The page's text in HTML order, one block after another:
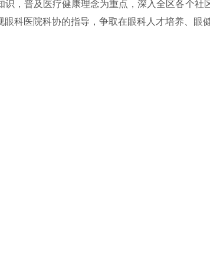
识，普及医疗健康理念为重点，深入全区各个
眼科医院科协的指导，争取在眼科人才培养、眼